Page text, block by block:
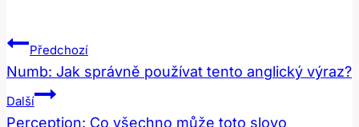
Navigace
Pro
Příspěvek
Předchozí
Numb: Jak správně používat tento anglický výraz?
Další
Perception: Co všechno může toto slovo